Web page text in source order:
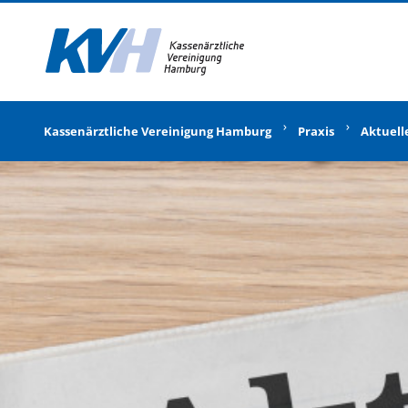
Kassenärztliche Vereinigung Hamburg Praxis